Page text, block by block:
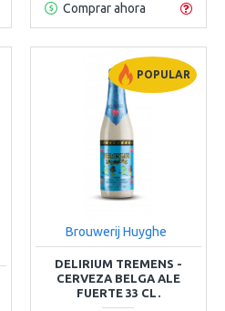
Comprar ahora
POPULAR
Brouwerij Huyghe
DELIRIUM TREMENS -
CERVEZA BELGA ALE
FUERTE 33 CL.